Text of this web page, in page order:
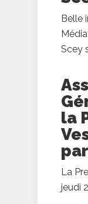
Belle
Scey
la
La
jeudi